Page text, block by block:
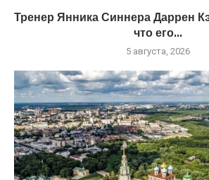
Тренер Янника Синнера Даррен
что его...
5 августа, 2026